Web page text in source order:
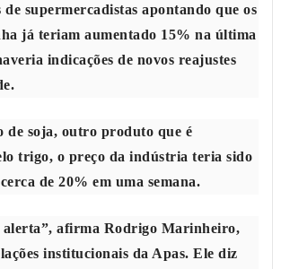
de supermercadistas apontando que os
já teriam aumentado 15% na última
indicações de novos reajustes
de soja, outro produto que é
trigo, o preço da indústria teria sido
de 20% em uma semana.
alerta”, afirma Rodrigo Marinheiro,
institucionais da Apas. Ele diz